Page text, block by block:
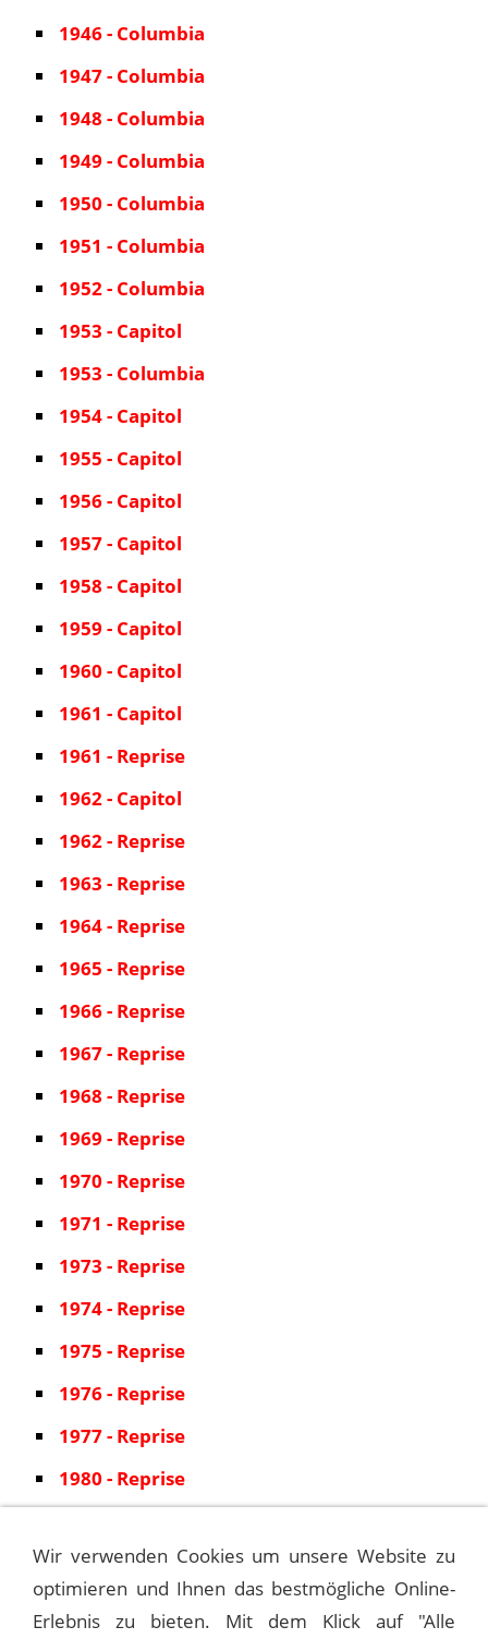
1946 - Columbia
1947 - Columbia
1948 - Columbia
1949 - Columbia
1950 - Columbia
1951 - Columbia
1952 - Columbia
1953 - Capitol
1953 - Columbia
1954 - Capitol
1955 - Capitol
1956 - Capitol
1957 - Capitol
1958 - Capitol
1959 - Capitol
1960 - Capitol
1961 - Capitol
1961 - Reprise
1962 - Capitol
1962 - Reprise
1963 - Reprise
1964 - Reprise
1965 - Reprise
1966 - Reprise
1967 - Reprise
1968 - Reprise
1969 - Reprise
1970 - Reprise
1971 - Reprise
1973 - Reprise
1974 - Reprise
1975 - Reprise
1976 - Reprise
1977 - Reprise
1980 - Reprise
1983 - Reprise
Wir verwenden Cookies um unsere Website zu
optimieren und Ihnen das bestmögliche Online-
Erlebnis zu bieten. Mit dem Klick auf "Alle